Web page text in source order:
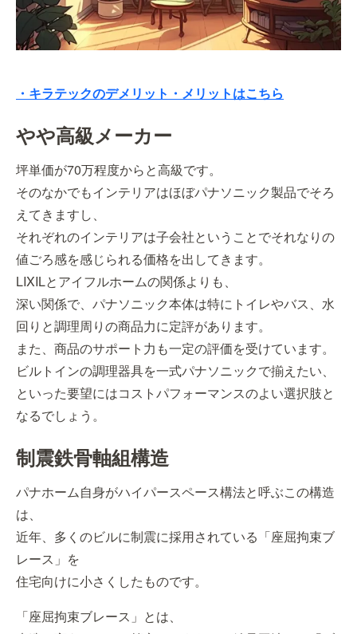
・キラテックのデメリット・メリットはこちら
やや高級メーカー
坪単価が70万程度からと高級です。
そのなかでもインテリアはほぼパナソニック製品でそろ
えてきますし、
それぞれのインテリアは子会社ということでそれなりの
値ごろ感を感じられる価格を出してきます。
LIXILとアイフルホームの関係よりも、
深い関係で、パナソニック本体は特にトイレやバス、水
回りと調理周りの商品力に定評があります。
また、商品のサポート力も一定の評価を受けています。
ビルトインの調理器具を一式パナソニックで揃えたい、
といった要望にはコストパフォーマンスのよい選択肢と
なるでしょう。
制震鉄骨軸組構造
パナホーム自身がハイパースペース構法と呼ぶこの構造
は、
近年、多くのビルに制震に採用されている「座屈拘束ブ
レース」を
住宅向けに小さくしたものです。
「座屈拘束ブレース」とは、